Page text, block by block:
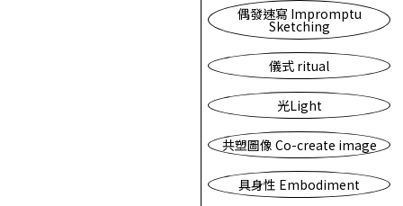
偶發速寫 Impromptu
Sketching
儀式 ritual
光Light
共塑圖像 Co-create image
具身性 Embodiment